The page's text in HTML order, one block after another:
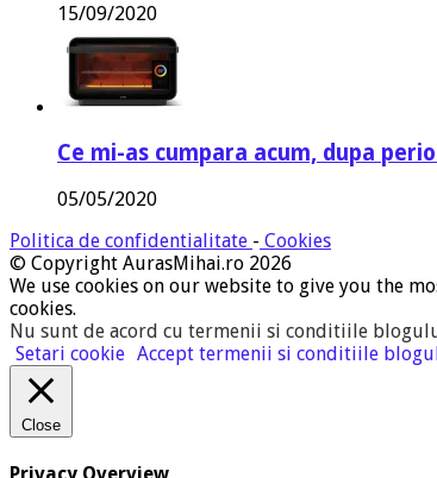
15/09/2020
Ce mi-as cumpara acum, dupa
05/05/2020
Politica de confidentialitate - Cookies
© Copyright AurasMihai.ro 2026
We use cookies on our website to give you the
cookies.
Nu sunt de acord cu termenii si conditiile
Setari cookie Accept termenii si conditiile
Close